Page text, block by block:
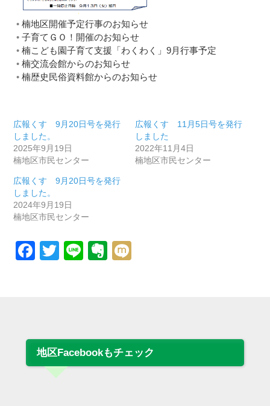
楠地区開催予定行事のお知らせ
子育てＧＯ！開催のお知らせ
楠こども園子育て支援「わくわく」9月行事予定
楠交流会館からのお知らせ
楠歴史民俗資料館からのお知らせ
広報くす 9月20日号を発行
しました。
2025年9月19日
楠地区市民センター
広報くす 11月5日号を発行
しました
2022年11月4日
楠地区市民センター
広報くす 9月20日号を発行
しました。
2024年9月19日
楠地区市民センター
Facebook
Twitter
LineEvernote
地区Facebookもチェック